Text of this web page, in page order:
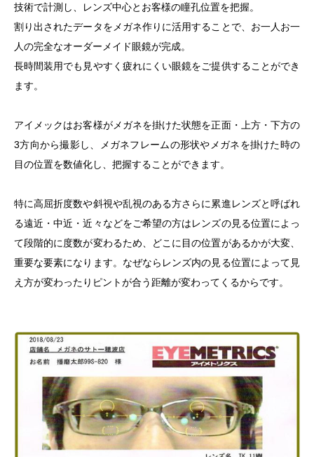
技術で計測し、レンズ中心とお客様の瞳孔位置を把握。
割り出されたデータをメガネ作りに活用することで、お一人お一
人の完全なオーダーメイド眼鏡が完成。
長時間装用でも見やすく疲れにくい眼鏡をご提供することができ
ます。
アイメックはお客様がメガネを掛けた状態を正面・上方・下方の
3方向から撮影し、メガネフレームの形状やメガネを掛けた時の
目の位置を数値化し、把握することができます。
特に高屈折度数や斜視や乱視のある方さらに累進レンズと呼ばれ
る遠近・中近・近々などをご希望の方はレンズの見る位置によっ
て段階的に度数が変わるため、どこに目の位置があるかが大変、
重要な要素になります。なぜならレンズ内の見る位置によって見
え方が変わったりピントが合う距離が変わってくるからです。